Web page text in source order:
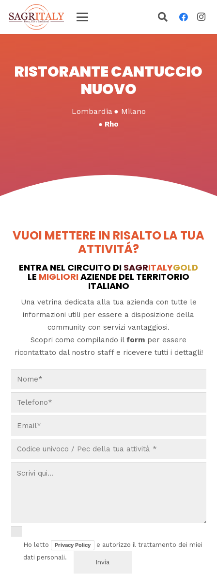
RISTORANTE CANTUCCIO
NUOVO
Lombardia ● Milano
● Rho
VUOI METTERE IN RISALTO LA TUA
ATTIVITÁ?
ENTRA NEL CIRCUITO DI SAGRITALYGOLD
LE MIGLIORIAZIENDE DEL TERRITORIO
ITALIANO
Una vetrina dedicata alla tua azienda con tutte le
informazioni utili per essere a disposizione della
community con servizi vantaggiosi.
Scopri come compilando il form per essere
ricontattato dal nostro staff e ricevere tutti i dettagli!
Ho letto Privacy Policy
e autorizzo il trattamento dei miei
dati personali.